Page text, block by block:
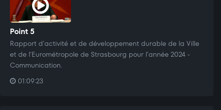
Point 5
Rapport d'activité et de développement durable de la Ville
et de l'Eurométropole de Strasbourg pour l'année 2024 -
Communication.
01:09:23